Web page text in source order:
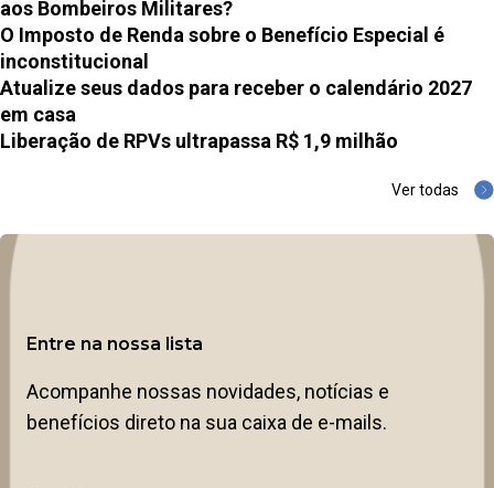
aos Bombeiros Militares?
O Imposto de Renda sobre o Benefício Especial é
inconstitucional
Atualize seus dados para receber o calendário 2027
em casa
Liberação de RPVs ultrapassa R$ 1,9 milhão
Ver todas
Entre na nossa lista
Acompanhe nossas novidades, notícias e
benefícios direto na sua caixa de e-mails.